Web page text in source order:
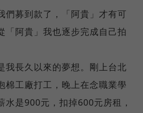
們募到款了，「阿貴」才有可
「阿貴」我也逐步完成自己拍
我長久以來的夢想。剛上台北
棉工廠打工，晚上在念職業學
水是900元，扣掉600元房租，